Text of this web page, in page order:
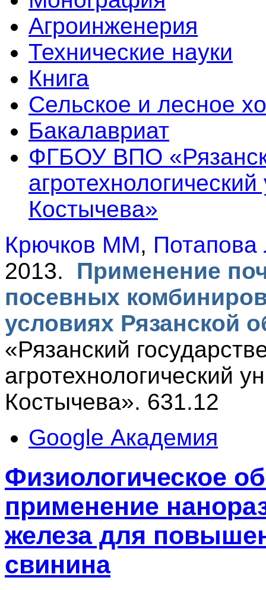
Агроинженерия
Технические науки
Книга
Сельское и лесное
Бакалавриат
ФГБОУ ВПО
Костычева»
Крючков ММ,
2013. Применение
посевных
условиях Рязанской
«Рязанский
агротехнологический
Костычева». 631.12
Google Академия
Физиологическое
применение
железа для
свинина